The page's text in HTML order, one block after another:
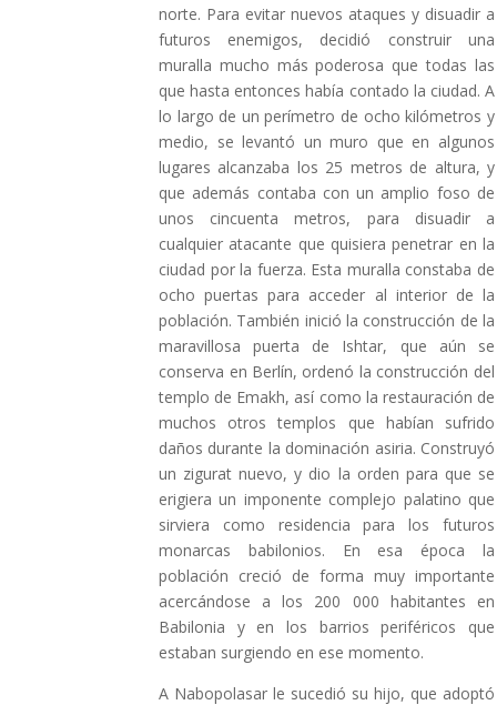
norte. Para evitar nuevos ataques y disuadir a
futuros enemigos, decidió construir una
muralla mucho más poderosa que todas las
que hasta entonces había contado la ciudad. A
lo largo de un perímetro de ocho kilómetros y
medio, se levantó un muro que en algunos
lugares alcanzaba los 25 metros de altura, y
que además contaba con un amplio foso de
unos cincuenta metros, para disuadir a
cualquier atacante que quisiera penetrar en la
ciudad por la fuerza. Esta muralla constaba de
ocho puertas para acceder al interior de la
población. También inició la construcción de la
maravillosa puerta de Ishtar, que aún se
conserva en Berlín, ordenó la construcción del
templo de Emakh, así como la restauración de
muchos otros templos que habían sufrido
daños durante la dominación asiria. Construyó
un zigurat nuevo, y dio la orden para que se
erigiera un imponente complejo palatino que
sirviera como residencia para los futuros
monarcas babilonios. En esa época la
población creció de forma muy importante
acercándose a los 200 000 habitantes en
Babilonia y en los barrios periféricos que
estaban surgiendo en ese momento.
A Nabopolasar le sucedió su hijo, que adoptó